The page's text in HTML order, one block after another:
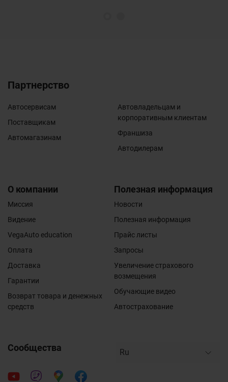
Партнерство
Автосервисам
Поставщикам
Автомагазинам
Автовладельцам и
корпоративным клиентам
Франшиза
Автодилерам
О компании
Миссия
Видение
VegaAuto education
Оплата
Доставка
Гарантии
Возврат товара и денежных
средств
Полезная информация
Новости
Полезная информация
Прайс листы
Запросы
Увеличение страхового
возмещения
Обучающие видео
Автострахование
Сообщества